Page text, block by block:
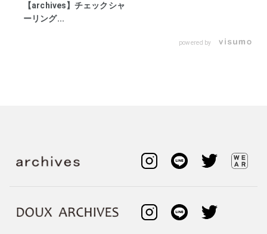
【archives】チェックシャ
ーリング...
powered by